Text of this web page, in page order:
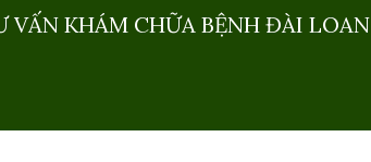
VẤN KHÁM CHỮA BỆNH ĐÀI LOAN